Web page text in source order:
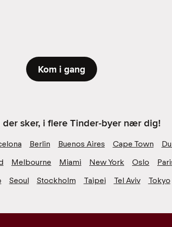
Kom i gang
der sker, i flere Tinder-byer nær dig!
Berlin Buenos Aires Cape Town
Melbourne Miami New York Oslo
Seoul Stockholm Taipei Tel Aviv Tokyo